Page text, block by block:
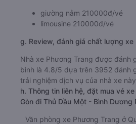
giường nằm 210000đ/vé
limousine 210000đ/vé
g. Review, đánh giá chất lượng xe
Nhà xe Phương Trang được đánh
bình là 4.8/5 dựa trên 3952 đánh
trải nghiệm dịch vụ của nhà xe
h. Thông tin liên hệ, đặt mua vé
Gòn đi Thủ Dầu Một - Bình Dương
Văn phòng xe Phương Trang ở